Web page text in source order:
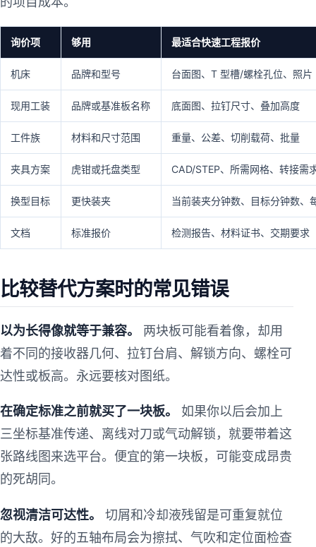
询价项 够用 最适合快速工程报价
机床 品牌和型号 台面图、T 型槽/螺栓孔位、照片
现用工装 品牌或基准板名称 底面图、拉钉尺寸、叠加高度
工件族 材料和尺寸范围 重量、公差、切削载荷、批量
夹具方案 虎钳或托盘类型 CAD/STEP、所需网格、转接需
换型目标 更快装夹 当前装夹分钟数、目标分钟数、
文档 标准报价 检测报告、材料证书、交期要求
比较替代方案时的常见错误
以为长得像就等于兼容。
两块板可能看着像，却用
着不同的接收器几何、拉钉台肩、解锁方向、螺栓可
达性或板高。永远要核对图纸。
在确定标准之前就买了一块板。
如果你以后会加上
三坐标基准传递、离线对刀或气动解锁，就要带着这
张路线图来选平台。便宜的第一块板，可能变成昂贵
的死胡同。
忽视清洁可达性。
切屑和冷却液残留是可重复就位
的大敌。好的五轴布局会为擦拭、气吹和定位面检查